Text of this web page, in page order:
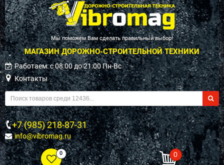
Мы поможем Вам сделать правильный выбор!
МАГАЗИН ДОРОЖНО-СТРОИТЕЛЬНОЙ ТЕХНИКИ
Работаем: c 08:00 до 21:00 Пн-Вс
Контакты
+7 (985) 218-87-31
info@vibromag.ru
0 0